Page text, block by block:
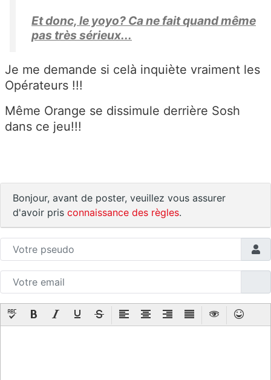
Et donc, le yoyo? Ca ne fait quand même
pas très sérieux...
Je me demande si celà inquiète vraiment les
Opérateurs !!!
Même Orange se dissimule derrière Sosh
dans ce jeu!!!
Bonjour, avant de poster, veuillez vous assurer
d'avoir pris connaissance des règles.